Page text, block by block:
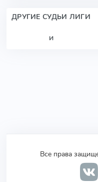
ДРУГИЕ СУДЬИ ЛИГИ
И
Все права